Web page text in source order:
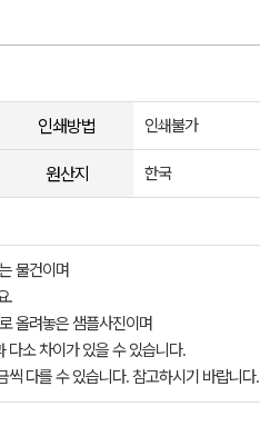
인쇄방법 인쇄불가
원산지 한국
물건이며
.
올려놓은 샘플사진이며
다소 차이가 있을 수 있습니다.
다를 수 있습니다. 참고하시기 바랍니다.